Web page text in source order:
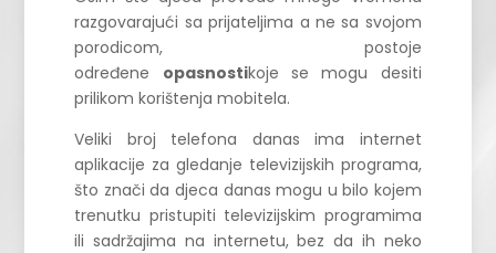
razgovarajući sa prijateljima a ne sa svojom
porodicom, postoje
određene opasnostikoje se mogu desiti
prilikom korištenja mobitela.
Veliki broj telefona danas ima internet
aplikacije za gledanje televizijskih programa,
što znači da djeca danas mogu u bilo kojem
trenutku pristupiti televizijskim programima
ili sadržajima na internetu, bez da ih neko